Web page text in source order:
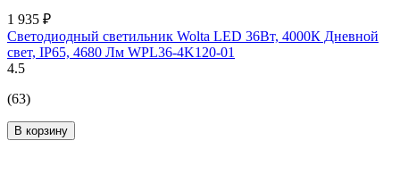
1 935 ₽
Светодиодный светильник Wolta LED 36Вт, 4000К Дневной
свет, IP65, 4680 Лм WPL36-4K120-01
4.5
(63)
В корзину